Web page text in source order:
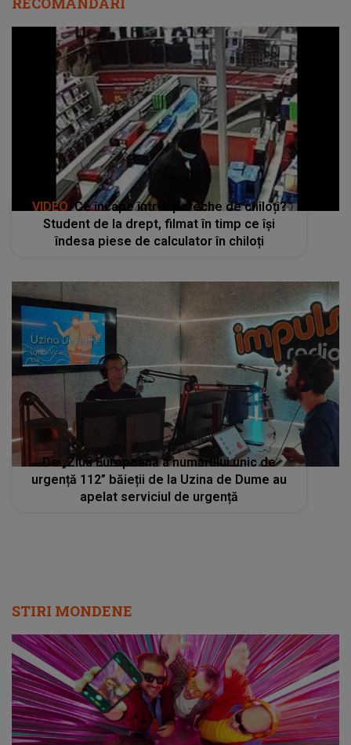
VIDEO . Ce încape într-o pereche de chiloți?
Student de la drept, filmat în timp ce își
îndesa piese de calculator în chiloți
De „Ziua Europeană a numărului unic de
urgență 112” băieții de la Uzina de Dume au
apelat serviciul de urgență
STIRI MONDENE